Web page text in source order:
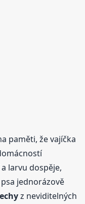
paměti, že vajíčka
larvu dospěje,
jednorázově
z neviditelných